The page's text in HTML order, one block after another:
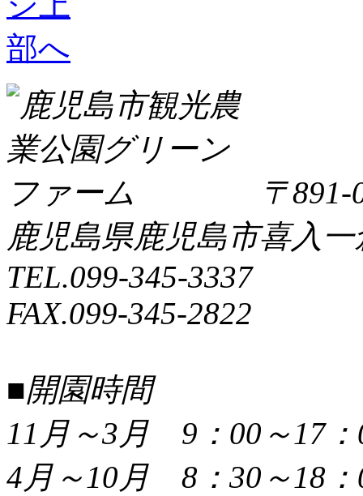
〒891-
鹿児島県鹿児島市喜入一
TEL.099-345-3337
FAX.099-345-2822
■開園時間
11月～3月 9：00～17：
4月～10月 8：30～18：